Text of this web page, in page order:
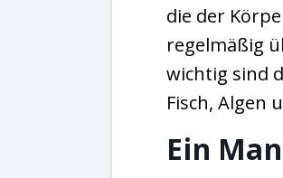
die der
regelmäßig
wichtig sind
Fisch, Algen
Ein